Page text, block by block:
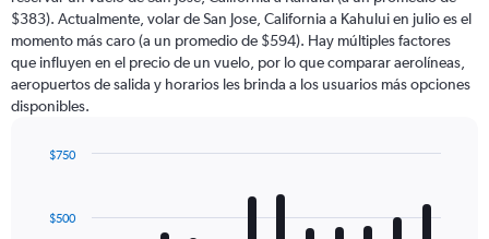
The
chart
has
1
Y
axis
values.
to
$383). Actualmente, volar de San Jose, California a Kahului en julio es el
momento más caro (a un promedio de $594). Hay múltiples factores
que influyen en el precio de un vuelo, por lo que comparar aerolíneas,
aeropuertos de salida y horarios les brinda a los usuarios más opciones
disponibles.
with
12
$500
$750